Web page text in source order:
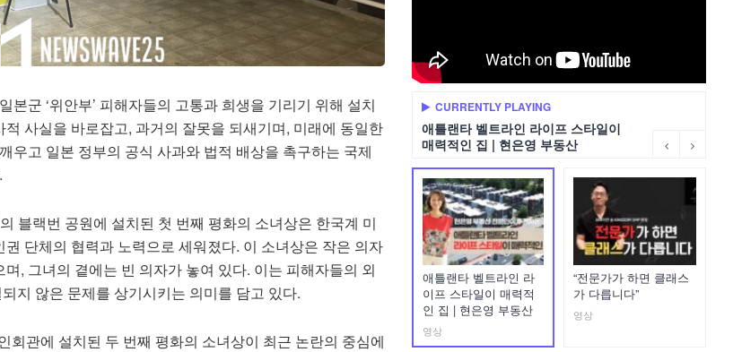
본군 ‘위안부’ 피해자들의 고통과 희생을 기리기 위해 설치
사실을 바로잡고, 과거의 잘못을 되새기며, 미래에 동일한
우고 일본 정부의 공식 사과와 법적 배상을 촉구하는 국제
블랙번 공원에 설치된 첫 번째 평화의 소녀상은 한국계 미
단체의 협력과 노력으로 세워졌다. 이 소녀상은 작은 의자
, 그녀의 곁에는 빈 의자가 놓여 있다. 이는 피해자들의 외
지 않은 문제를 상기시키는 의미를 담고 있다.
회관에 설치된 두 번째 평화의 소녀상이 최근 논란의 중심에
CURRENTLY PLAYING
애틀랜타 벨트라인 라이프 스타일이
매력적인 집 | 현은영 부동산
애틀랜타 벨트라인 라
이프 스타일이 매력적
인 집 | 현은영 부동산
영상
“전문가가 하면 클래스
가 다릅니다”
영상